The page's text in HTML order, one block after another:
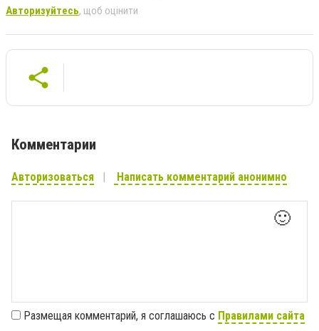
Авторизуйтесь, щоб оцінити
Комментарии
Авторизоваться Написать комментарий анонимно
🙂
Размещая комментарий, я соглашаюсь с Правилами сайта